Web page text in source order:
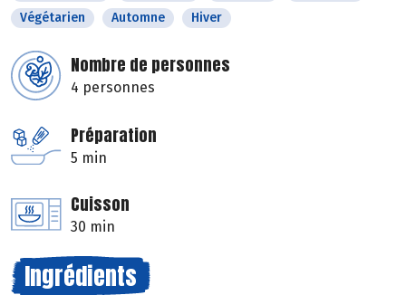
Végétarien
Automne Hiver
Nombre de personnes
4 personnes
Préparation
5 min
Cuisson
30 min
Ingrédients